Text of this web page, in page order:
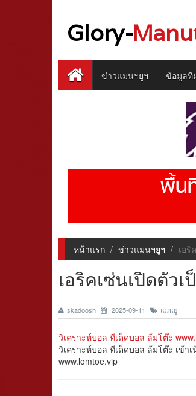
Glory-
ข่าวแมนฯยูฯ ข้อมูลที
หน้าแรก ข่าวแมนฯยูฯ เอริ
เอริคเซ่นเปิดตัว
skadoosh 2025-09-11 แมนยู
วิเคราะห์บอล ทีเด็ดบอล ล้มโต๊ะ
วิเคราะห์บอล ทีเด็ดบอล ล้มโต๊ะ เข้า
www.lomtoe.vip